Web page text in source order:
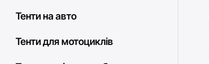
Тенти на авто
Тенти для мотоциклів